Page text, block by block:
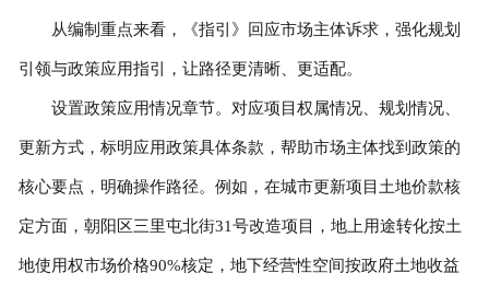
从编制重点来看，《指引》回应市场主体诉求，强化规划
引领与政策应用指引，让路径更清晰、更适配。
设置政策应用情况章节。对应项目权属情况、规划情况、
更新方式，标明应用政策具体条款，帮助市场主体找到政策的
核心要点，明确操作路径。例如，在城市更新项目土地价款核
定方面，朝阳区三里屯北街31号改造项目，地上用途转化按土
地使用权市场价格90%核定，地下经营性空间按政府土地收益